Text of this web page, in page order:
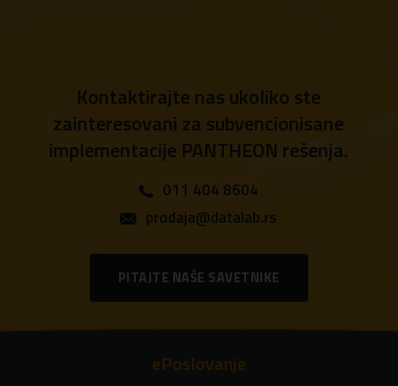
Kontaktirajte nas ukoliko ste
zainteresovani za subvencionisane
implementacije PANTHEON rešenja.
011 404 8604
prodaja@datalab.rs
PITAJTE NAŠE SAVETNIKE
ePoslovanje